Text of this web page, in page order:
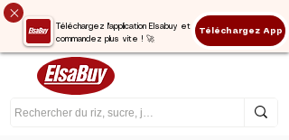
Téléchargez l'application Elsabuy et
commandez plus vite ! 🚀
Téléchargez App